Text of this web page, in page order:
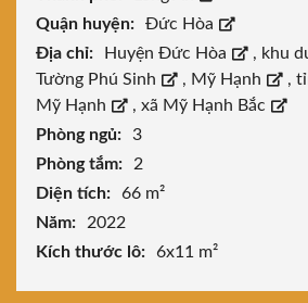
Quận huyện:
Đức Hòa
Địa chỉ:
Huyện Đức Hòa , khu
Tường Phú Sinh
, Mỹ Hạnh ,
Mỹ Hạnh
, xã Mỹ Hạnh Bắc
Phòng ngủ:
3
Phòng tắm:
2
Diện tích:
66 m²
Năm:
2022
Kích thước lô:
6x11 m²